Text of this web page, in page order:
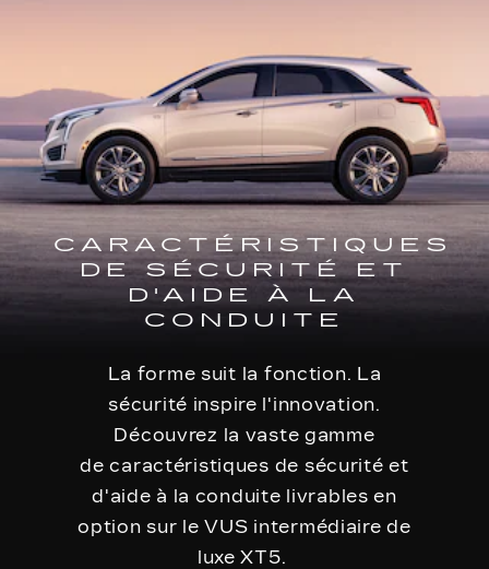
CARACTÉRISTIQUES
DE SÉCURITÉ ET
D'AIDE À LA
CONDUITE
La forme suit la fonction. La
sécurité inspire l'innovation.
Découvrez la vaste gamme
de caractéristiques de sécurité et
d'aide à la conduite livrables en
option sur le VUS intermédiaire de
luxe XT5.